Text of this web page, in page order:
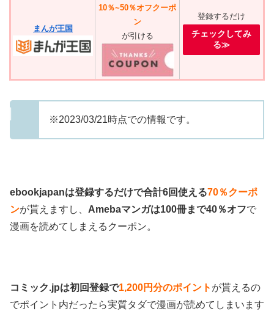
まんが王国
10％~50％オフクーポ
ン
が引ける
登録するだけ
チェックしてみ
る≫
※2023/03/21時点での情報です。
ebookjapanは登録するだけで合計6回使える70％クーポ
ンが貰えますし、 Amebaマンガは100冊まで40％オフで
漫画を読めてしまえるクーポン。
コミック.jpは初回登録で1,200円分のポイント が貰えるの
でポイント内だったら実質タダで漫画が読めてしまいます